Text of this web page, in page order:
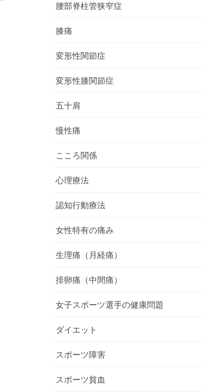
腰部脊柱管狭窄症
膝痛
変形性関節症
変形性膝関節症
五十肩
慢性痛
こころ関係
心理療法
認知行動療法
女性特有の痛み
生理痛（月経痛）
排卵痛（中間痛）
女子スポーツ選手の健康問題
ダイエット
スポーツ障害
スポーツ貧血